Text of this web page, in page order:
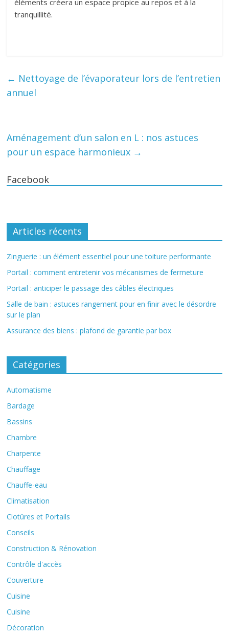
éléments créera un espace propice au repos et à la
tranquillité.
← Nettoyage de l’évaporateur lors de l’entretien
annuel
Aménagement d’un salon en L : nos astuces
pour un espace harmonieux →
Facebook
Articles récents
Zinguerie : un élément essentiel pour une toiture performante
Portail : comment entretenir vos mécanismes de fermeture
Portail : anticiper le passage des câbles électriques
Salle de bain : astuces rangement pour en finir avec le désordre
sur le plan
Assurance des biens : plafond de garantie par box
Catégories
Automatisme
Bardage
Bassins
Chambre
Charpente
Chauffage
Chauffe-eau
Climatisation
Clotûres et Portails
Conseils
Construction & Rénovation
Contrôle d'accès
Couverture
Cuisine
Cuisine
Décoration